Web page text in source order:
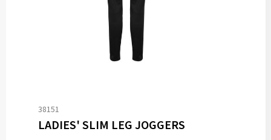
38151
LADIES' SLIM LEG JOGGERS